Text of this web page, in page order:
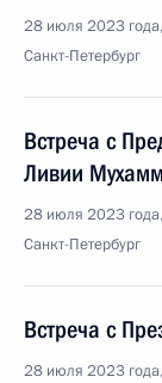
28 июля 2023
Санкт-Петербург
Встреча с
Ливии
28 июля 2023
Санкт-Петербург
Встреча с
28 июля 2023